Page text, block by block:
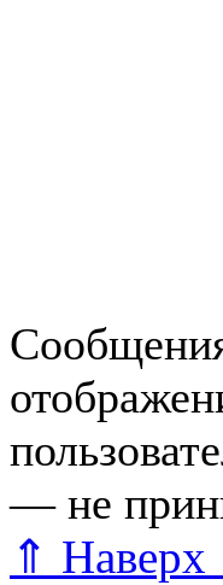
— не
⇑ Наверх